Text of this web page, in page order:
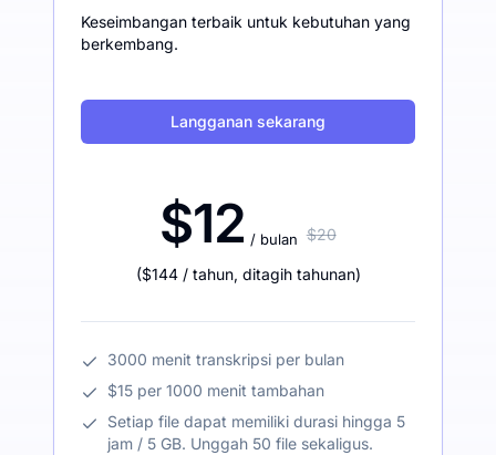
Keseimbangan terbaik untuk kebutuhan yang
berkembang.
Langganan sekarang
$12 / bulan $20
($144 / tahun, ditagih tahunan)
3000 menit transkripsi per bulan
$15 per 1000 menit tambahan
Setiap file dapat memiliki durasi hingga 5
jam / 5 GB. Unggah 50 file sekaligus.